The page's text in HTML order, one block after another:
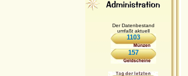
Der Datenbestand
umfaßt aktuell
1103
157